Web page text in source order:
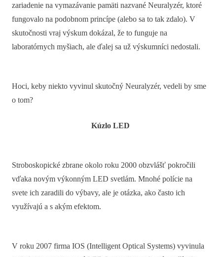
zariadenie na vymazávanie pamäti nazvané Neuralyzér, ktoré
fungovalo na podobnom princípe (alebo sa to tak zdalo). V
skutočnosti vraj výskum dokázal, že to funguje na
laboratórnych myšiach, ale ďalej sa už výskumníci nedostali.
Hoci, keby niekto vyvinul skutočný Neuralyzér, vedeli by sme
o tom?
Kúzlo LED
Stroboskopické zbrane okolo roku 2000 obzvlášť pokročili
vďaka novým výkonným LED svetlám. Mnohé polície na
svete ich zaradili do výbavy, ale je otázka, ako často ich
využívajú a s akým efektom.
V roku 2007 firma IOS (Intelligent Optical Systems) vyvinula